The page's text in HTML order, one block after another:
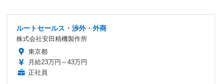
ルートセールス・渉外・外商
株式会社安田精機製作所
東京都
月給23万円～43万円
正社員